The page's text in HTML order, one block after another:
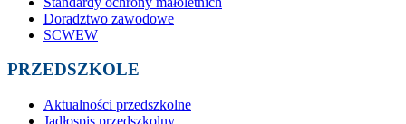
Doradztwo zawodowe
SCWEW
PRZEDSZKOLE
Aktualności przedszkolne
Jadłospis przedszkolny